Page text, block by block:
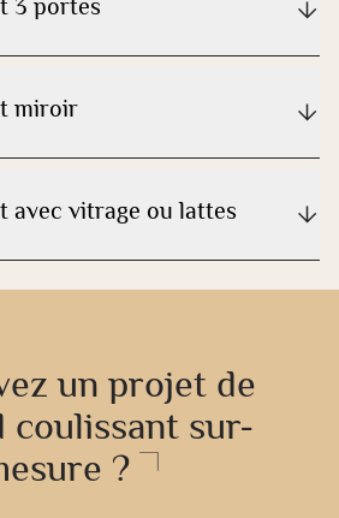
3 portes
miroir
avec vitrage ou lattes
un projet de
coulissant sur-
?